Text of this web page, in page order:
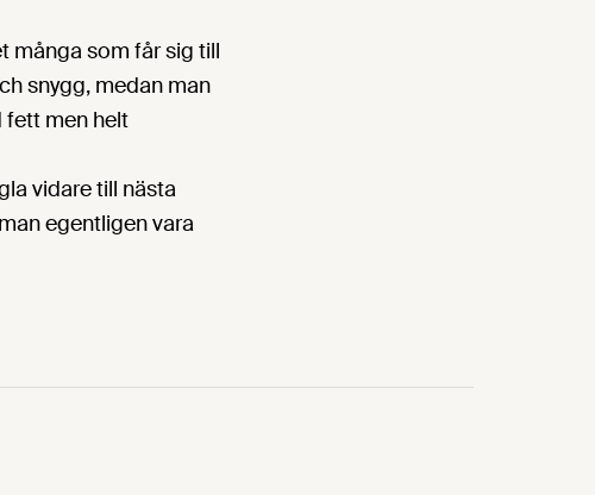
många som får sig till
snygg, medan man
fett men helt
vidare till nästa
egentligen vara